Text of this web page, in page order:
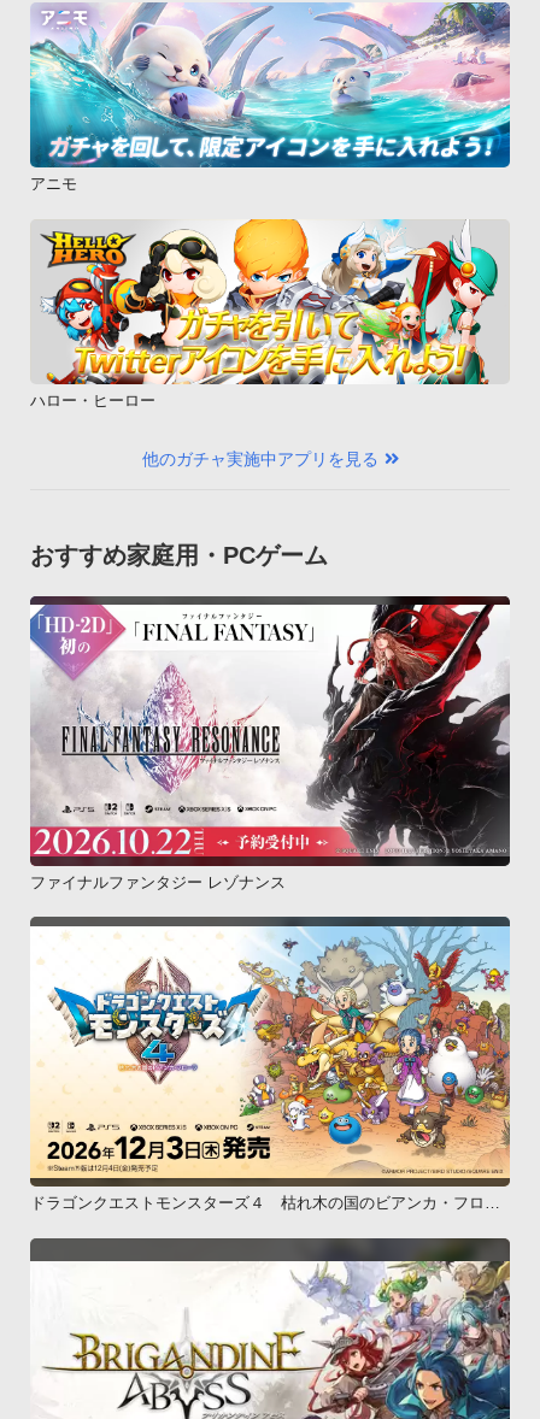
アニモ
ハロー・ヒーロー
他のガチャ実施中アプリを見る
おすすめ家庭用・PCゲーム
ファイナルファンタジー レゾナンス
ドラゴンクエストモンスターズ４ 枯れ木の国のビアンカ・フロー